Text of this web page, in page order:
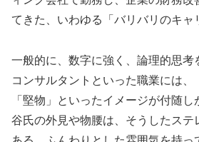
てきた、いわゆる「バリバリのキャ
一般的に、数字に強く、論理的思考
コンサルタントといった職業には、
「堅物」といったイメージが付随
谷氏の外見や物腰は、そうしたステ